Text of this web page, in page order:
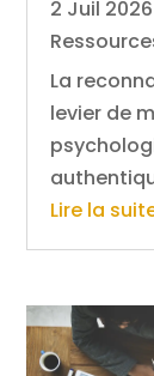
2 Juil 2026
La
levier de
Lire la